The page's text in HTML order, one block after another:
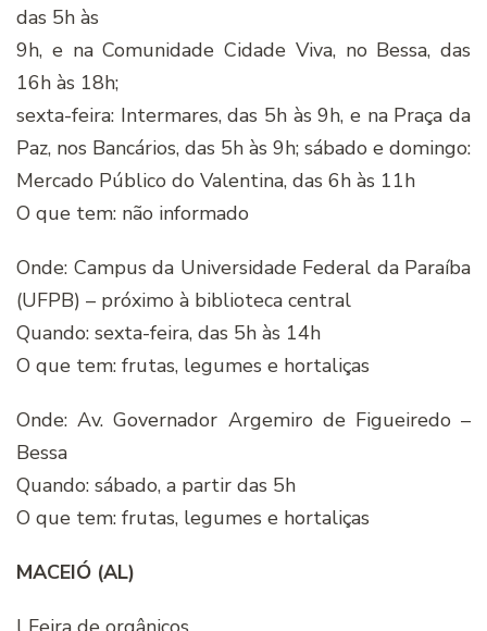
das 5h às
9h, e na Comunidade Cidade Viva, no Bessa, das
16h às 18h;
sexta-feira: Intermares, das 5h às 9h, e na Praça da
Paz, nos Bancários, das 5h às 9h; sábado e domingo:
Mercado Público do Valentina, das 6h às 11h
O que tem: não informado
Onde: Campus da Universidade Federal da Paraíba
(UFPB) – próximo à biblioteca central
Quando: sexta-feira, das 5h às 14h
O que tem: frutas, legumes e hortaliças
Onde: Av. Governador Argemiro de Figueiredo –
Bessa
Quando: sábado, a partir das 5h
O que tem: frutas, legumes e hortaliças
MACEIÓ (AL)